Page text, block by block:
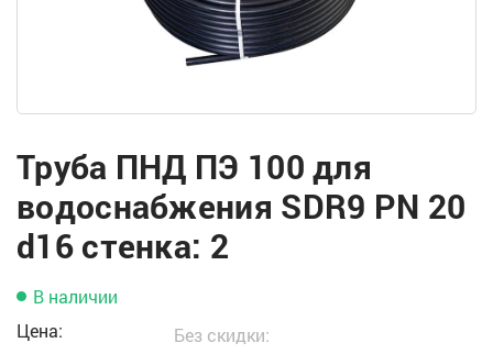
Труба ПНД ПЭ 100 для
водоснабжения SDR9 PN 20
d16 стенка: 2
В наличии
Цена:
Без скидки: